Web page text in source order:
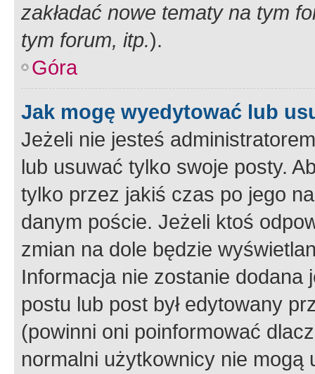
zakładać nowe tematy na tym
tym forum, itp.).
Góra
Jak mogę wyedytować lub
Jeżeli nie jesteś
lub usuwać tylko swoje posty.
tylko przez jakiś czas po jego
danym poście. Jeżeli ktoś
zmian na dole będzie
Informacja nie zostanie dodana
postu lub post był edytowany
(powinni oni poinformować
normalni użytkownicy nie